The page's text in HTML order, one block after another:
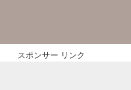
スポンサー リンク